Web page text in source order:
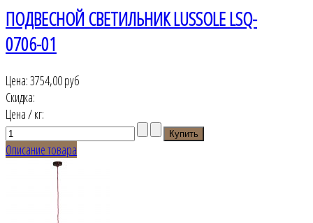
ПОДВЕСНОЙ СВЕТИЛЬНИК LUSSOLE LSQ-
0706-01
Цена:3754,00 руб
Скидка:
Цена / кг:
Описание товара